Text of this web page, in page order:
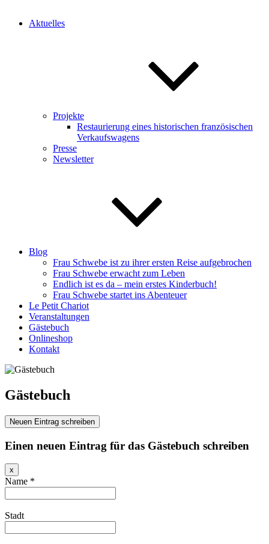
Aktuelles
Projekte
Restaurierung eines historischen französischen
Verkaufswagens
Presse
Newsletter
Blog
Frau Schwebe ist zu ihrer ersten Reise aufgebrochen
Frau Schwebe erwacht zum Leben
Endlich ist es da – mein erstes Kinderbuch!
Frau Schwebe startet ins Abenteuer
Le Petit Chariot
Veranstaltungen
Gästebuch
Onlineshop
Kontakt
Gästebuch
Einen neuen Eintrag für das Gästebuch schreiben
x
Formular
ausblenden
Name *
Stadt